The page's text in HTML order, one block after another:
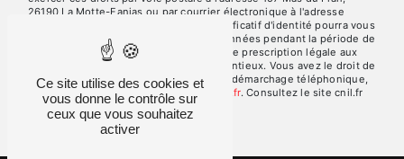
26190 La Motte-Fanjas ou par courrier électronique à l'adresse
contact@vercors-location-btp.fr. Un justificatif d'identité pourra vous
être demandé. Nous conservons vos données pendant la période de
prise de contact puis pendant la durée de prescription légale aux
fins probatoires et de gestion des contentieux. Vous avez le droit de
vous inscrire sur la liste d'opposition au démarchage téléphonique,
disponible à cette adresse: Bloctel.gouv.fr. Consultez le site cnil.fr
pour plus d’informations sur vos droits.
Ce site utilise des cookies et
vous donne le contrôle sur
ceux que vous souhaitez
activer